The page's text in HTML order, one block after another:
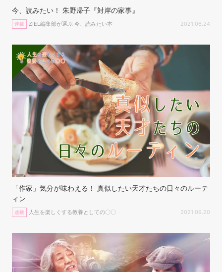
今、読みたい！ 朱野帰子『対岸の家事』
連載 ZIEL編集部が選ぶ 今、読みたい本 2021.06.24
「作家」気分が味わえる！ 真似したい天才たちの日々のルーテ
ィン
連載 人生を楽しくする教養としての〇〇 2021.09.20